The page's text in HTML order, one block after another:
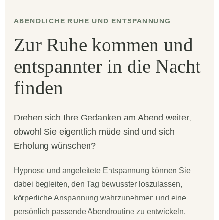
ABENDLICHE RUHE UND ENTSPANNUNG
Zur Ruhe kommen und
entspannter in die Nacht
finden
Drehen sich Ihre Gedanken am Abend weiter,
obwohl Sie eigentlich müde sind und sich
Erholung wünschen?
Hypnose und angeleitete Entspannung können Sie
dabei begleiten, den Tag bewusster loszulassen,
körperliche Anspannung wahrzunehmen und eine
persönlich passende Abendroutine zu entwickeln.